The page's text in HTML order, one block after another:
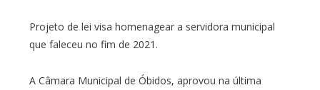
Projeto de lei visa homenagear a servidora municipal
que faleceu no fim de 2021.
A Câmara Municipal de Óbidos, aprovou na última